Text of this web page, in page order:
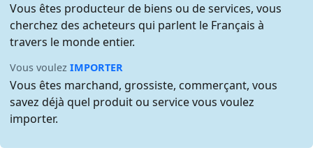
Vous êtes producteur de biens ou de services, vous
cherchez des acheteurs qui parlent le Français à
travers le monde entier.
Vous voulezIMPORTER
Vous êtes marchand, grossiste, commerçant, vous
savez déjà quel produit ou service vous voulez
importer.